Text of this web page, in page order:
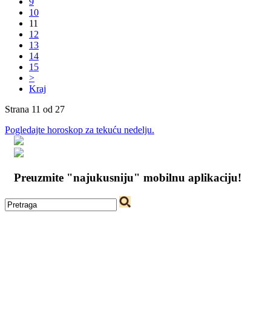
10
11
12
13
14
15
>
Kraj
Strana 11 od 27
Pogledajte horoskop za tekuću nedelju.
Preuzmite "najukusniju" mobilnu aplikaciju!